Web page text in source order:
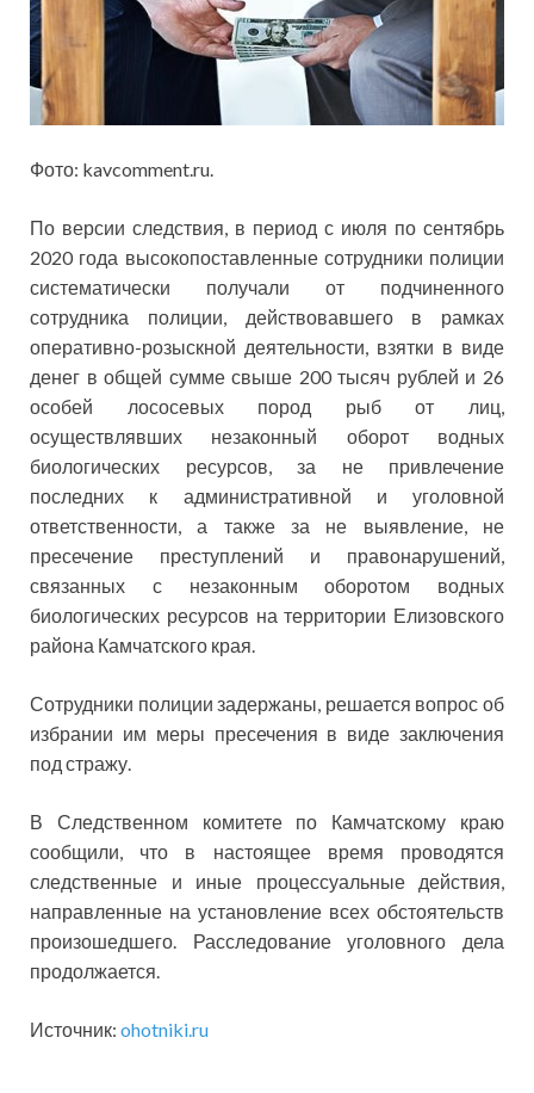
Фото: kavcomment.ru.
По версии следствия, в период с июля по сентябрь
2020 года высокопоставленные сотрудники полиции
систематически получали от подчиненного
сотрудника полиции, действовавшего в рамках
оперативно-розыскной деятельности, взятки в виде
денег в общей сумме свыше 200 тысяч рублей и 26
особей лососевых пород рыб от лиц,
осуществлявших незаконный оборот водных
биологических ресурсов, за не привлечение
последних к административной и уголовной
ответственности, а также за не выявление, не
пресечение преступлений и правонарушений,
связанных с незаконным оборотом водных
биологических ресурсов на территории Елизовского
района Камчатского края.
Сотрудники полиции задержаны, решается вопрос об
избрании им меры пресечения в виде заключения
под стражу.
В Следственном комитете по Камчатскому краю
сообщили, что в настоящее время проводятся
следственные и иные процессуальные действия,
направленные на установление всех обстоятельств
произошедшего. Расследование уголовного дела
продолжается.
Источник: ohotniki.ru